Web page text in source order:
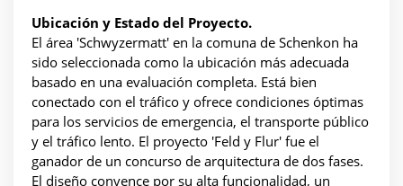
Ubicación y Estado del Proyecto.
El área 'Schwyzermatt' en la comuna de Schenkon ha
sido seleccionada como la ubicación más adecuada
basado en una evaluación completa. Está bien
conectado con el tráfico y ofrece condiciones óptimas
para los servicios de emergencia, el transporte público
y el tráfico lento. El proyecto 'Feld y Flur' fue el
ganador de un concurso de arquitectura de dos fases.
El diseño convence por su alta funcionalidad, un